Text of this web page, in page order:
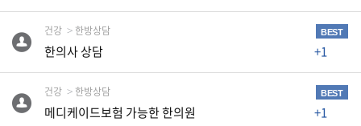
질
하
기
건강 한방상담 BEST
한의사 상담 +1
건강 한방상담 BEST
메디케이드보험 가능한 한의원 +1